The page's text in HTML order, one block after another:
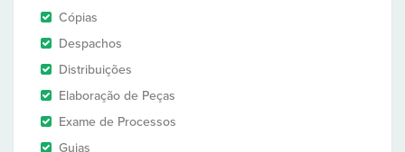
Cópias
Despachos
Distribuições
Elaboração de Peças
Exame de Processos
Guias